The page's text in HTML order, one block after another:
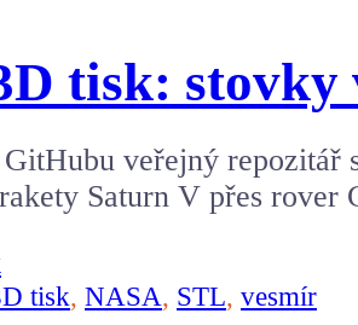
tisk: stovky
veřejný repozitář
Saturn V přes
tisk, NASA, STL, vesmír